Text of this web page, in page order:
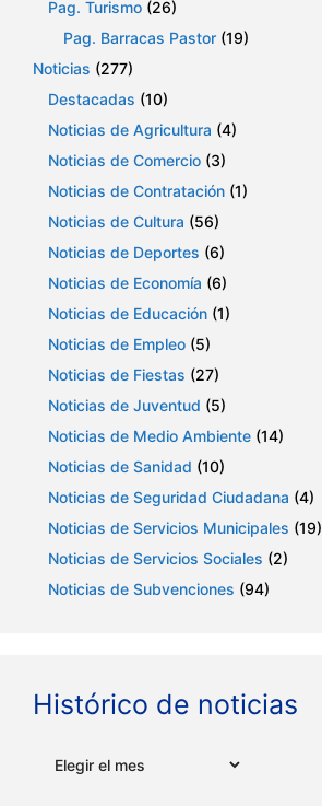
Pag. Turismo (26)
Pag. Barracas Pastor (19)
Noticias (277)
Destacadas (10)
Noticias de Agricultura (4)
Noticias de Comercio (3)
Noticias de Contratación (1)
Noticias de Cultura (56)
Noticias de Deportes (6)
Noticias de Economía (6)
Noticias de Educación (1)
Noticias de Empleo (5)
Noticias de Fiestas (27)
Noticias de Juventud (5)
Noticias de Medio Ambiente (14)
Noticias de Sanidad (10)
Noticias de Seguridad Ciudadana (4)
Noticias de Servicios Municipales (19)
Noticias de Servicios Sociales (2)
Noticias de Subvenciones (94)
Histórico de noticias